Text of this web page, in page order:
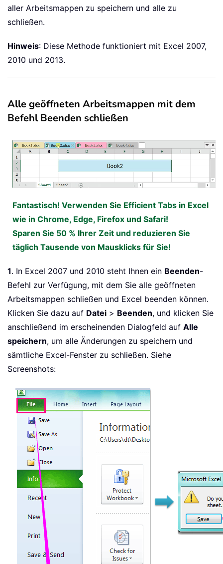
aller Arbeitsmappen zu speichern und alle zu
schließen.
Hinweis: Diese Methode funktioniert mit Excel 2007,
2010 und 2013.
Alle geöffneten Arbeitsmappen mit dem
Befehl Beenden schließen
Fantastisch! Verwenden Sie Efficient Tabs in Excel
wie in Chrome, Edge, Firefox und Safari!
Sparen Sie 50 % Ihrer Zeit und reduzieren Sie
täglich Tausende von Mausklicks für Sie!
1. In Excel 2007 und 2010 steht Ihnen ein Beenden-
Befehl zur Verfügung, mit dem Sie alle geöffneten
Arbeitsmappen schließen und Excel beenden können.
Klicken Sie dazu auf Datei > Beenden, und klicken Sie
anschließend im erscheinenden Dialogfeld auf Alle
speichern, um alle Änderungen zu speichern und
sämtliche Excel-Fenster zu schließen. Siehe
Screenshots: